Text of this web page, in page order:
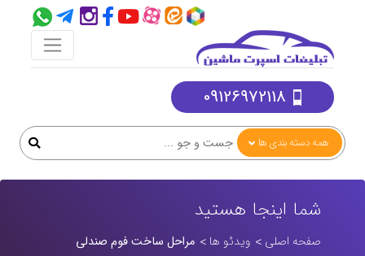
09126972118
همه دسته بندی ها
شما اینجا هستید
صفحه اصلی ویدئو ها مراحل ساخت فوم صندلی